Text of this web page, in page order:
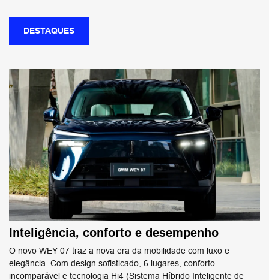
DESTAQUES
Inteligência, conforto e desempenho
O novo WEY 07 traz a nova era da mobilidade com luxo e
elegância. Com design sofisticado, 6 lugares, conforto ​
incomparável e tecnologia Hi4 (Sistema Híbrido Inteligente de